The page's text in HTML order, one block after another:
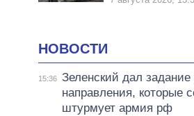
НОВОСТИ
15:36 Зеленский дал задание
направления, которые
штурмует армия рф